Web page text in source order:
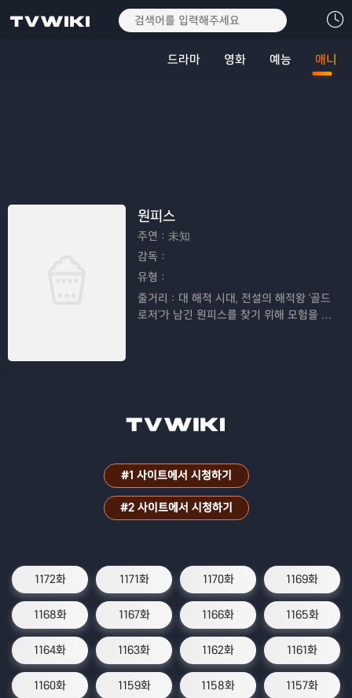
드라마 영화 예능 애니
원피스
주연： 未知
감독：
유형：
줄거리： 대 해적 시대, 전설의 해적왕 '골드
로저'가 남긴 원피스를 찾기 위해 모험을 떠
#1 사이트에서 시청하기
#2 사이트에서 시청하기
1172화 1171화 1170화 1169화
1168화 1167화 1166화 1165화
1164화 1163화 1162화 1161화
1160화 1159화 1158화 1157화